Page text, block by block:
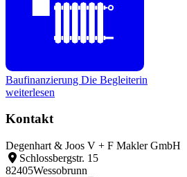
Baufinanzierung Die Begleiterin
weiterlesen
Kontakt
Degenhart & Joos V + F Makler GmbH
Schlossbergstr. 15
82405Wessobrunn